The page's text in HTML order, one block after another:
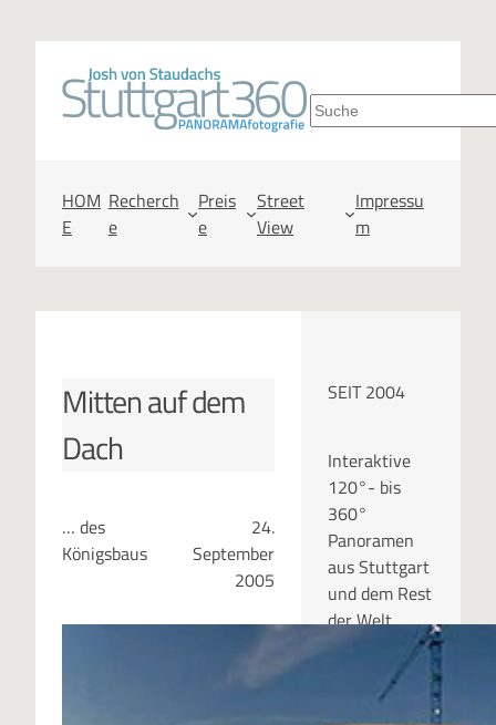
Zum
Inhalt
springen
S
HOM
E
Recherch
e
Preis
e
Street
View
Impressu
m
Mitten auf dem
Dach
… des
Königsbaus
24.
September
2005
SEIT 2004
Interaktive
120°- bis
360°
Panoramen
aus Stuttgart
und dem Rest
der Welt.